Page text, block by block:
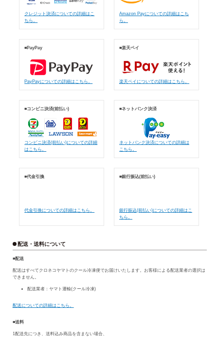
クレジット決済についての詳細はこ
ちら。
Amazon Payについての詳細はこち
ら。
■PayPay
PayPayについての詳細はこちら。
■楽天ペイ
楽天ペイについての詳細はこちら。
■コンビニ決済(前払い)
コンビニ決済(前払い)についての詳細
はこちら。
■ネットバンク決済
ネットバンク決済についての詳細は
こちら。
■代金引換
代金引換についての詳細はこちら。
■銀行振込(前払い)
銀行振込(前払い)についての詳細はこ
ちら。
配送・送料について
■配送
配送はすべてクロネコヤマトのクール冷凍便でお届けいたします。お客様による配送業者の選択は
できません。
配送業者：ヤマト運輸(クール冷凍)
配送についての詳細はこちら。
■送料
1配送先につき、送料込み商品を含まない場合、